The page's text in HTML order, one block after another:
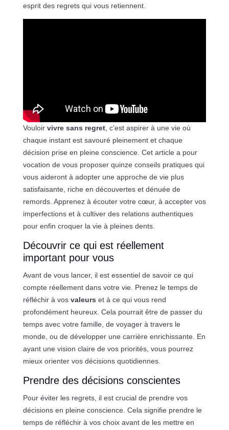
esprit des regrets qui vous retiennent.
Vouloir vivre sans regret, c’est aspirer à une vie où
chaque instant est savouré pleinement et chaque
décision prise en pleine conscience. Cet article a pour
vocation de vous proposer quinze conseils pratiques qui
vous aideront à adopter une approche de vie plus
satisfaisante, riche en découvertes et dénuée de
remords. Apprenez à écouter votre cœur, à accepter vos
imperfections et à cultiver des relations authentiques
pour enfin croquer la vie à pleines dents.
Découvrir ce qui est réellement
important pour vous
Avant de vous lancer, il est essentiel de savoir ce qui
compte réellement dans votre vie. Prenez le temps de
réfléchir à vos valeurs et à ce qui vous rend
profondément heureux. Cela pourrait être de passer du
temps avec votre famille, de voyager à travers le
monde, ou de développer une carrière enrichissante. En
ayant une vision claire de vos priorités, vous pourrez
mieux orienter vos décisions quotidiennes.
Prendre des décisions conscientes
Pour éviter les regrets, il est crucial de prendre vos
décisions en pleine conscience. Cela signifie prendre le
temps de réfléchir à vos choix avant de les mettre en